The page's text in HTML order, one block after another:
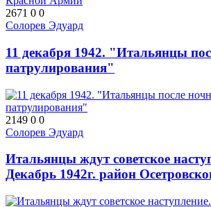
2671 0 0
Солорев Эдуард
11 декабря 1942. "Итальянцы
патрулирования"
2149 0 0
Солорев Эдуард
Итальянцы ждут советское
Декабрь 1942г. район